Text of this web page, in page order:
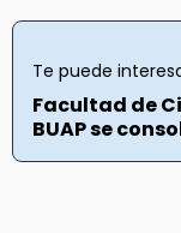
Te puede
Facultad de
BUAP se